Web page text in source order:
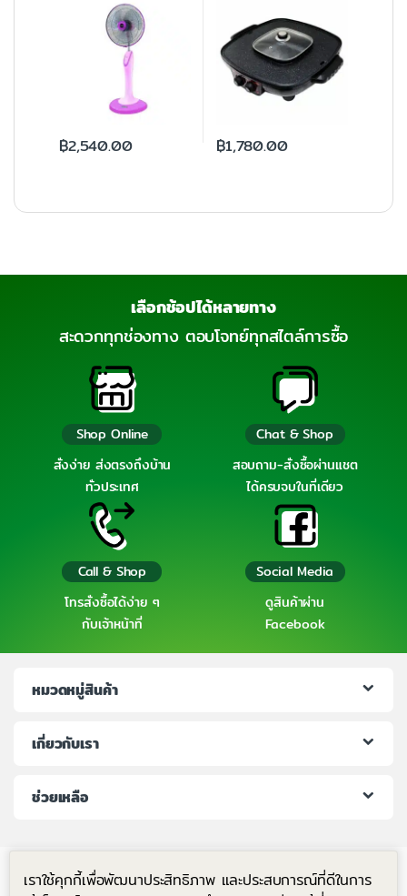
฿2,540.00 ฿1,780.00
เลือกช้อปได้หลายทาง
สะดวกทุกช่องทาง ตอบโจทย์ทุกสไตล์การซื้อ
Shop Online
สั่งง่าย ส่งตรงถึงบ้าน
ทั่วประเทศ
Chat & Shop
สอบถาม-สั่งซื้อผ่านแชต
ได้ครบจบในที่เดียว
Call & Shop
โทรสั่งซื้อได้ง่าย ๆ
กับเจ้าหน้าที่
Social Media
ดูสินค้าผ่าน
Facebook
หมวดหมู่สินค้า
เกี่ยวกับเรา
ช่วยเหลือ
เราใช้คุกกี้เพื่อพัฒนาประสิทธิภาพ และประสบการณ์ที่ดีในการ